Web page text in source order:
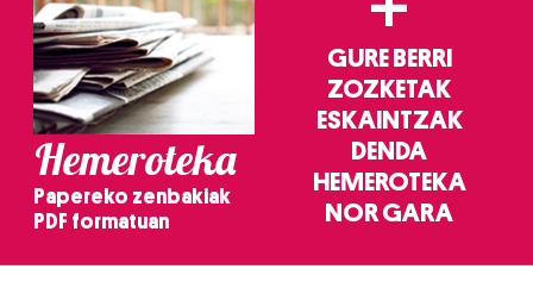
Hemeroteka
Papereko zenbakiak
PDF formatuan
GURE BERRI
ZOZKETAK
ESKAINTZAK
DENDA
HEMEROTEKA
NOR GARA